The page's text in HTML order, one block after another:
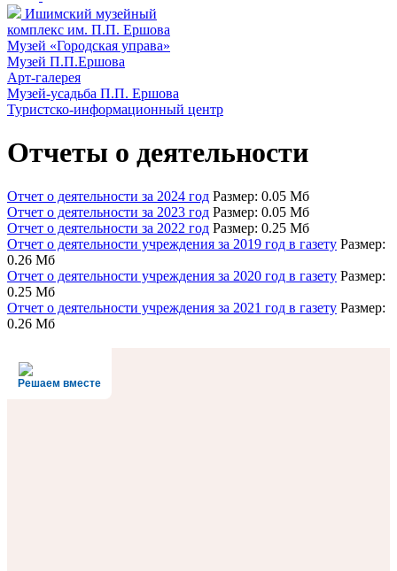
Ишимский музейный
комплекс им. П.П. Ершова
Музей «Городская управа»
Музей П.П.Ершова
Арт-галерея
Музей-усадьба П.П. Ершова
Туристско-информационный центр
Отчеты о деятельности
Отчет о деятельности за 2024 год Размер: 0.05 Мб
Отчет о деятельности за 2023 год Размер: 0.05 Мб
Отчет о деятельности за 2022 год Размер: 0.25 Мб
Отчет о деятельности учреждения за 2019 год в газету Размер:
0.26 Мб
Отчет о деятельности учреждения за 2020 год в газету Размер:
0.25 Мб
Отчет о деятельности учреждения за 2021 год в газету Размер:
0.26 Мб
Решаем вместе